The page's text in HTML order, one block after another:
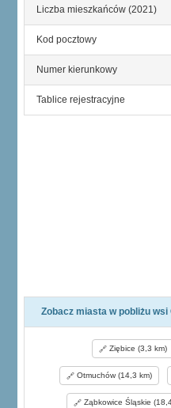
Liczba mieszkańców (2021)
Kod pocztowy
Numer kierunkowy
Tablice rejestracyjne
Zobacz miasta w pobliżu wsi
Ziębice (3,3 km)
Otmuchów (14,3 km)
Ząbkowice Śląskie